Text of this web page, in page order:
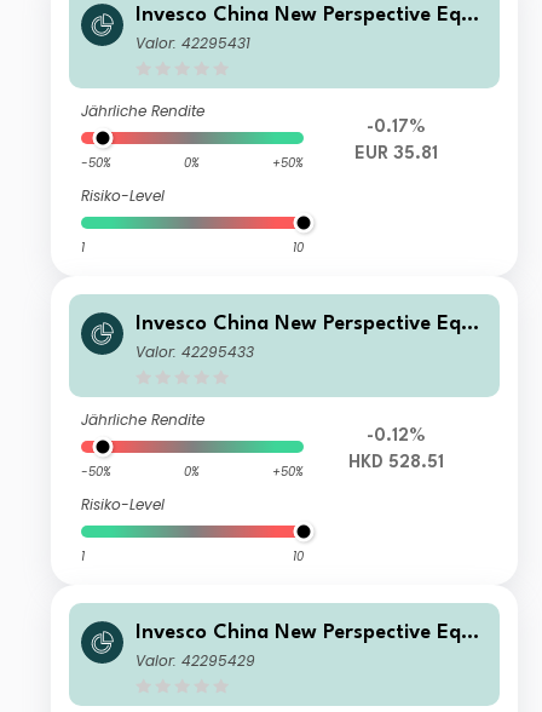
Invesco China New Perspective Equit
y Fund C (EUR Hedged) Accumulatio
Valor: 42295431
Jährliche Rendite
-50% 0% +50%
Risiko-Level
1 10
-0.17%
EUR 35.81
Invesco China New Perspective Equit
y Fund C Accumulation HKD
Valor: 42295433
Jährliche Rendite
-50% 0% +50%
Risiko-Level
1 10
-0.12%
HKD 528.51
Invesco China New Perspective Equit
y Fund B Annual Distribution USD
Valor: 42295429